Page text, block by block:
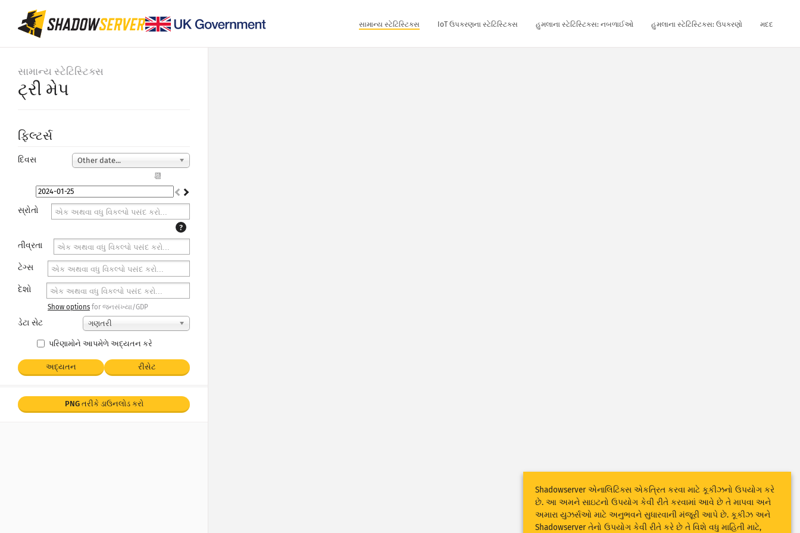
સામાન્ય સ્ટેટિસ્ટિક્સ IoT ઉપકરણના સ્ટેટિસ્ટિક્સ હુમલાના સ્ટેટિસ્ટિક્સ: નબળાઈઓ હુમલાના સ્ટેટિસ્ટિક્સ: ઉપકરણો મદદ
સામાન્ય સ્ટેટિસ્ટિક્સ
ટ્રી મેપ
ફિલ્ટર્સ
દિવસ Other date...
📆
સ્રોતો
?
તીવ્રતા
ટેગ્સ
દેશો
Show options for જનસંખ્યા/GDP
ડેટા સેટ ગણતરી
પરિણામોને આપમેળે અદ્યતન કરે
અદ્યતન રીસેટ
PNG તરીકે ડાઉનલોડ કરો
Shadowserver એનાલિટિક્સ એકત્રિત કરવા માટે કૂકીઝનો ઉપયોગ કરે
છે. આ અમને સાઇટનો ઉપયોગ કેવી રીતે કરવામાં આવે છે તે માપવા અને
અમારા યુઝર્સઓ માટે અનુભવને સુધારવાની મંજૂરી આપે છે. કૂકીઝ અને
Shadowserver તેનો ઉપયોગ કેવી રીતે કરે છે તે વિશે વધુ માહિતી માટે,